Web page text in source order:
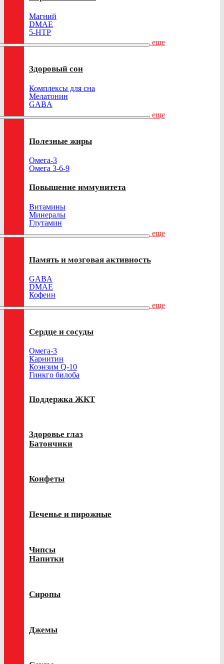
Магний
DMAE
5-HTP
еще
Здоровый сон
Комплексы для сна
Мелатонин
GABA
еще
Полезные жиры
Омега-3
Омега 3-6-9
Повышение иммунитета
Витамины
Минералы
Глутамин
еще
Память и мозговая активность
GABA
DMAE
Кофеин
еще
Сердце и сосуды
Омега-3
Карнитин
Коэнзим Q-10
Гинкго билоба
Поддержка ЖКТ
Здоровье глаз
Батончики
Конфеты
Печенье и пирожные
Чипсы
Напитки
Сиропы
Джемы